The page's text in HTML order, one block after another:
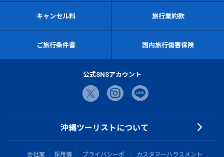
キャンセル料 旅行業約款
ご旅行条件書 国内旅行傷害保険
公式SNSアカウント
沖縄ツーリストについて
会社案 採用情 プライバシーポ カスタマーハラスメント